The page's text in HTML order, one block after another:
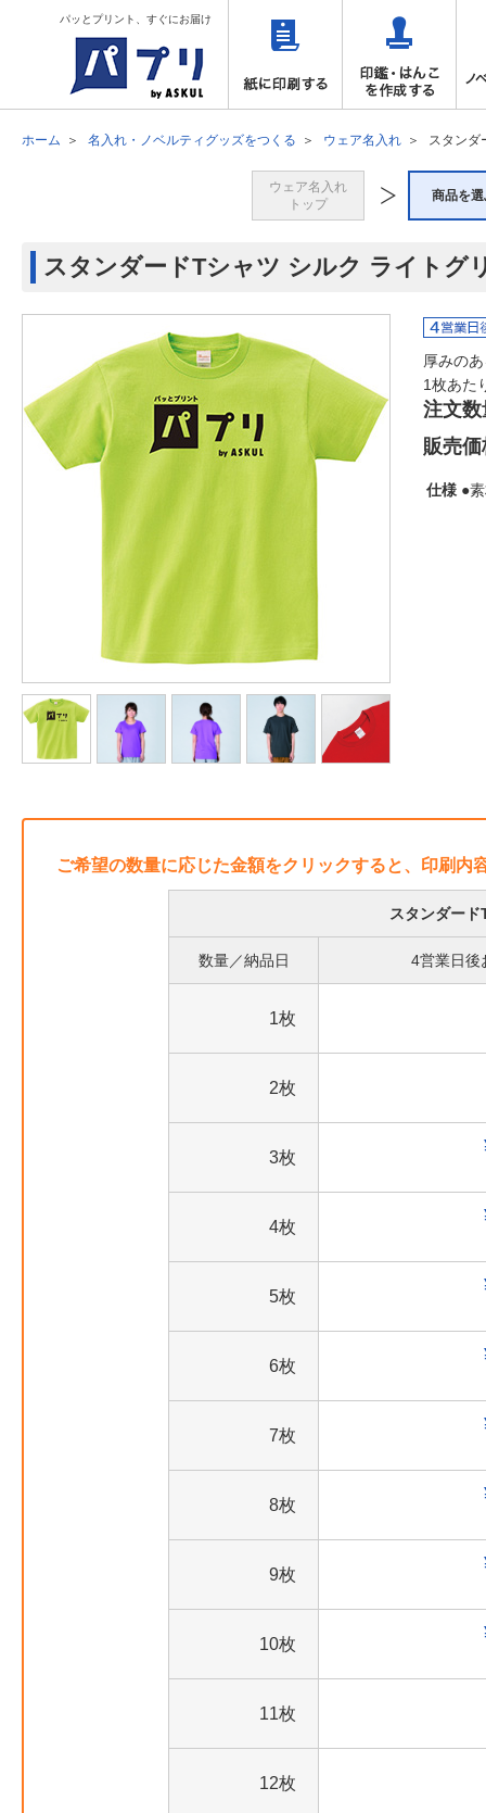
パッとプリント、すぐにお届け
ホーム 名入れ・ノベルティグッズをつくる ウェア名入れ スタンダ
ウェア名入れ
トップ
商品を
スタンダードTシャツ シルク ライトグ
厚みの
1枚あた
注文数
販売価
仕様 ●
ご希望の数量に応じた金額をクリックすると、印刷内
スタンダー
数量／納品日 4営業日後
1枚
2枚
3枚
4枚
5枚
6枚
7枚
8枚
9枚
10枚
11枚
12枚